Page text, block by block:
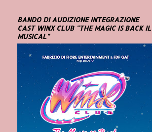
BANDO DI AUDIZIONE INTEGRAZIONE
CAST WINX CLUB "THE MAGIC IS BACK IL
MUSICAL"